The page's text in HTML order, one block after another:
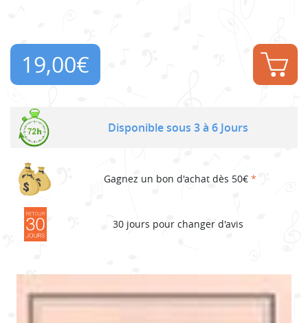
19,00€
Disponible sous 3 à 6 Jours
Gagnez un bon d'achat dès 50€ *
30 jours pour changer d'avis